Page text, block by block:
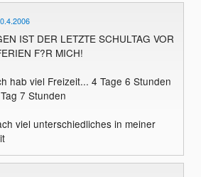
IST DER LETZTE SCHULTAG VOR
F?R MICH!
hab viel Freizeit... 4 Tage 6 Stunden
7 Stunden
viel unterschiedliches in meiner